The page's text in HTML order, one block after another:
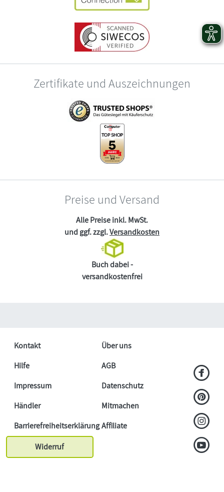
Zertifikate und Auszeichnungen
Preise und Versand
Alle Preise inkl. MwSt.
und ggf. zzgl.Versandkosten
Buch dabei -
versandkostenfrei
Kontakt
Über uns
Hilfe
AGB
Impressum
Datenschutz
Händler
Mitmachen
BarrierefreiheitserklärungAffiliate
Widerruf